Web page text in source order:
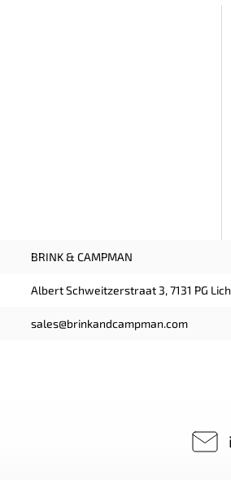
BRINK & CAMPMAN
Albert Schweitzerstraat 3, 7131 PG
sales@brinkandcampman.com